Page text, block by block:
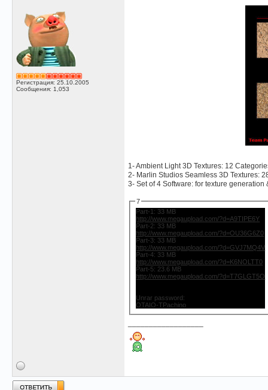
Регистрация: 25.10.2005
Сообщения: 1,053
1- Ambient Light 3D Textures: 12
2- Marlin Studios Seamless 3D Textures:
3- Set of 4 Software: for texture generation
7
Part-1: 33 MB
http://www.megaupload.com/?d=A9TIPE6Y
Part-2: 33 MB
http://www.megaupload.com/?d=OU36G6Z0
Part-3: 33 MB
http://www.megaupload.com/?d=GVJ7MQ4V
Part-4: 33 MB
http://www.megaupload.com/?d=K6NOLTT0
Part-5: 23.6 MB
http://www.megaupload.com/?d=T7GLGT5O
Unrar password:
OTAIO-TPachino